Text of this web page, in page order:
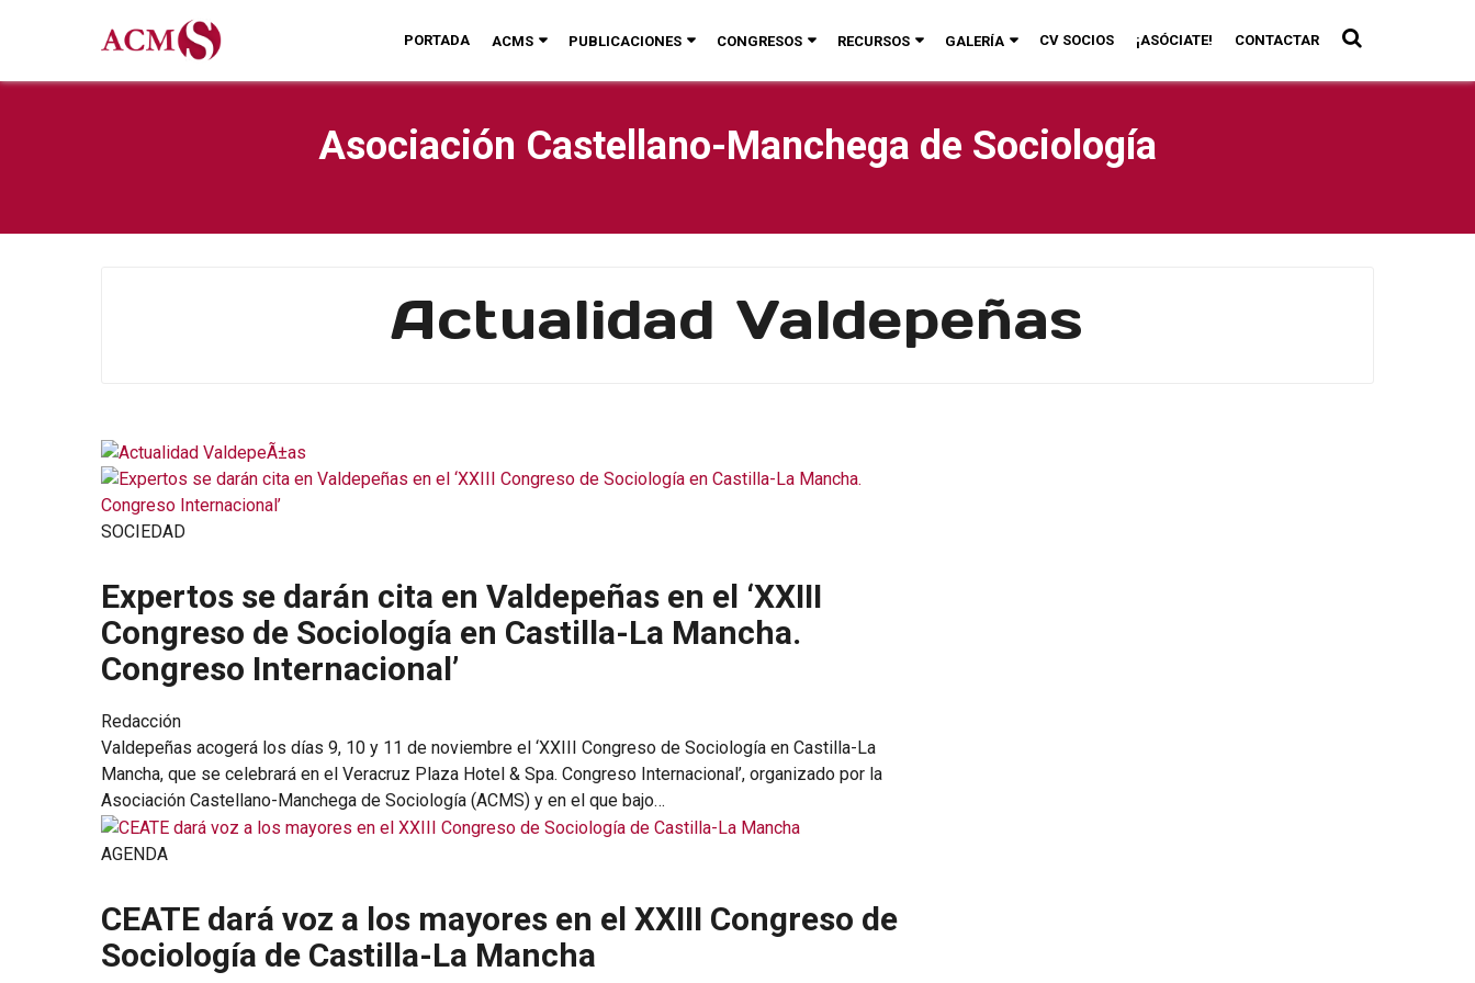
PORTADA ACMS PUBLICACIONES CONGRESOS RECURSOS GALERÍA CV SOCIOS ¡ASÓCIATE! CONTACTAR
Asociación Castellano-Manchega de Sociología
Actualidad Valdepeñas
SOCIEDAD
Expertos se darán cita en Valdepeñas en el ‘XXIII
Congreso de Sociología en Castilla-La Mancha.
Congreso Internacional’
Redacción
Valdepeñas acogerá los días 9, 10 y 11 de noviembre el ‘XXIII Congreso de Sociología en Castilla-La
Mancha, que se celebrará en el Veracruz Plaza Hotel & Spa. Congreso Internacional’, organizado por la
Asociación Castellano-Manchega de Sociología (ACMS) y en el que bajo…
AGENDA
CEATE dará voz a los mayores en el XXIII Congreso de
Sociología de Castilla-La Mancha